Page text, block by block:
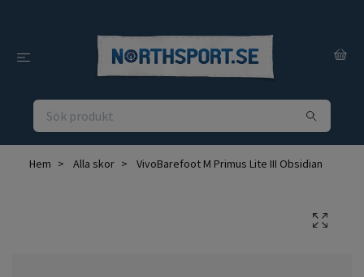
Hem Alla skor VivoBarefoot M Primus Lite III Obsidian